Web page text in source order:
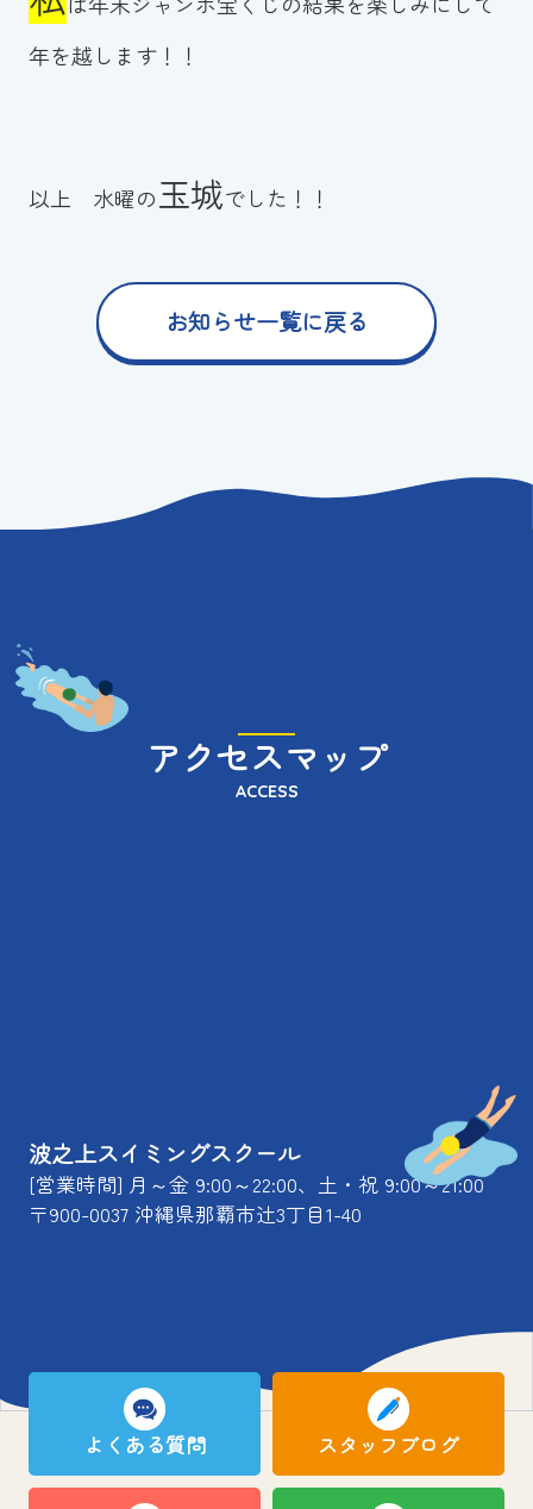
年を越します！！
以上 水曜の玉城でした！！
お知らせ一覧に戻る
アクセスマップ
ACCESS
波之上スイミングスクール
[営業時間] 月～金 9:00～22:00、土・祝 9:00～21:00
〒900-0037 沖縄県那覇市辻3丁目1-40
よくある質問 スタッフブログ